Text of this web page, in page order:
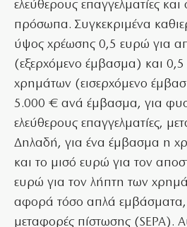
ελεύθερους επαγγελματίες και
πρόσωπα. Συγκεκριμένα
ύψος χρέωσης 0,5 ευρώ για
(εξερχόμενο έμβασμα) και
χρημάτων (εισερχόμενο
5.000 € ανά έμβασμα, για
ελεύθερους επαγγελματίες,
Δηλαδή, για ένα έμβασμα η
και το μισό ευρώ για τον
ευρώ για τον λήπτη των
αφορά τόσο απλά εμβάσματα,
μεταφορές πίστωσης (SEPA).